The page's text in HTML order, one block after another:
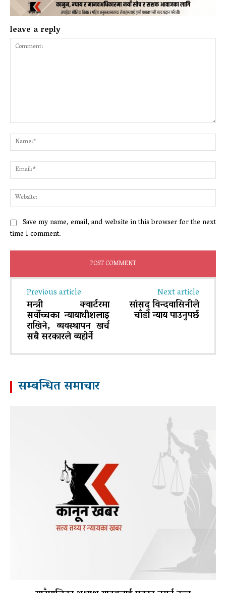
leave a reply
Save my name, email, and website in this browser for the next
time I comment.
Previous article
मन्त्री क्वार्टरमा
सर्वोच्चका न्यायाधीशलाइ
राखिने, व्यवस्थापन खर्च
सबै सरकारले व्यहोर्ने
Next article
सांसद् विन्दवासिनीले
चाँडो न्याय पाउनुपर्छ
सम्बन्धित समाचार